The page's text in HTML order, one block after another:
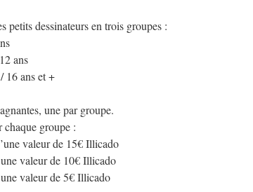
petits dessinateurs en trois groupes :
ans
16 ans et +
une par groupe.
chaque groupe :
valeur de 15€ Illicado
valeur de 10€ Illicado
valeur de 5€ Illicado